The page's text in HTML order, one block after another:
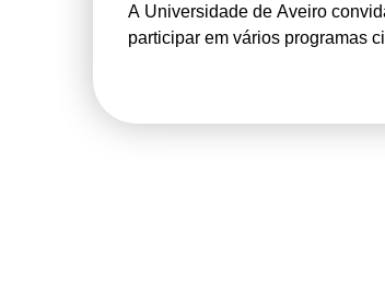
A Universidade de Aveiro
participar em vários programas